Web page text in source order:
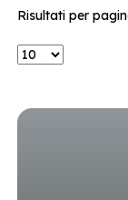
Risultati per